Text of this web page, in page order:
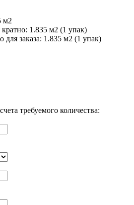
м2
1.835 м2 (1 упак)
заказа: 1.835 м2 (1 упак)
требуемого количества: